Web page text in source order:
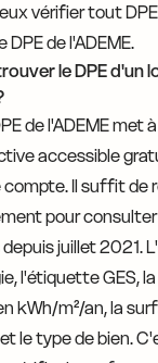
vérifier tout
de l'ADEME.
le DPE d'un
de l'ADEME met
accessible
Il suffit de
pour
depuis juillet 2021.
l'étiquette GES, la
kWh/m²/an, la
le type de bien.